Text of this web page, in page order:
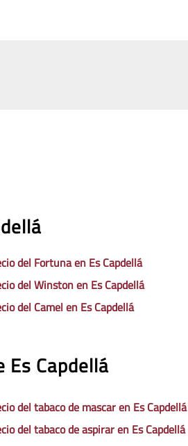
del Fortuna en Es Capdellá
del Winston en Es Capdellá
del Camel en Es Capdellá
Capdellá
del tabaco de mascar en Es Capdellá
del tabaco de aspirar en Es Capdellá